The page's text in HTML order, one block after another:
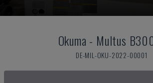
Okuma - Multus
DE-MIL-OKU-2022-00001